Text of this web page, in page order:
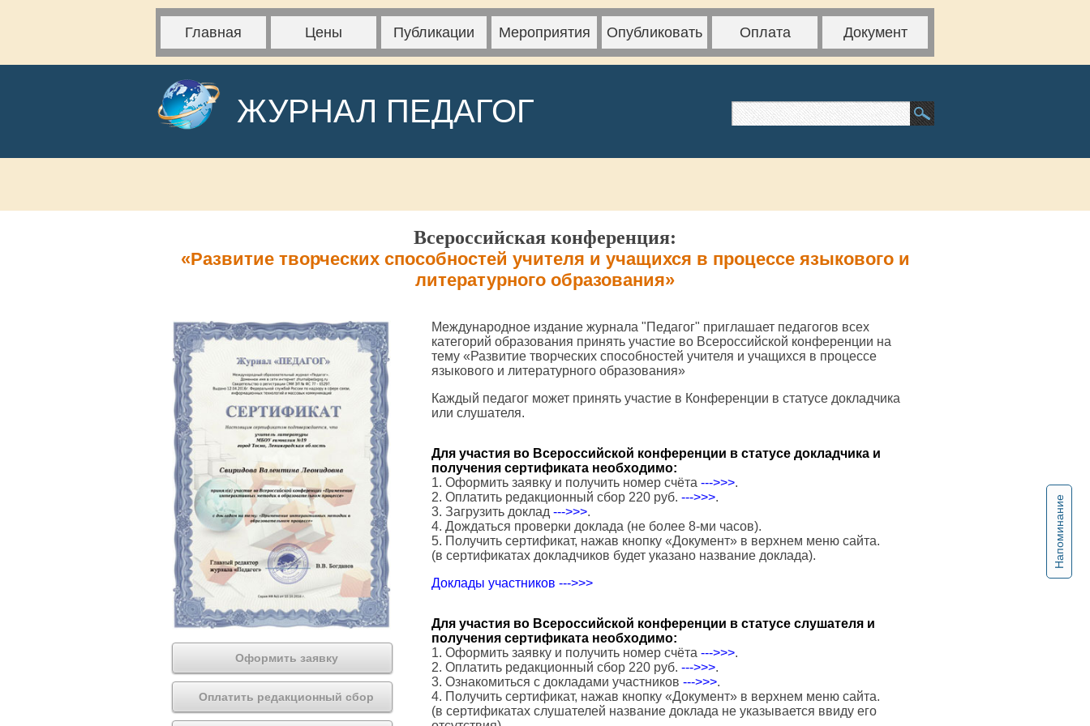
Главная Цены Публикации Мероприятия Опубликовать Оплата Документ
ЖУРНАЛ ПЕДАГОГ
Напоминание
Всероссийская конференция:
«Развитие творческих способностей учителя и учащихся в процессе языкового и
литературного образования»
Оформить заявку
Оплатить редакционный сбор
Международное издание журнала "Педагог" приглашает педагогов всех
категорий образования принять участие во Всероссийской конференции на
тему «Развитие творческих способностей учителя и учащихся в процессе
языкового и литературного образования»
Каждый педагог может принять участие в Конференции в статусе докладчика
или слушателя.
Для участия во Всероссийской конференции в статусе докладчика и
получения сертификата необходимо:
1. Оформить заявку и получить номер счёта --->>>.
2. Оплатить редакционный сбор 220 руб. --->>>.
3. Загрузить доклад --->>>.
4. Дождаться проверки доклада (не более 8-ми часов).
5. Получить сертификат, нажав кнопку «Документ» в верхнем меню сайта.
(в сертификатах докладчиков будет указано название доклада).
Доклады участников --->>>
Для участия во Всероссийской конференции в статусе слушателя и
получения сертификата необходимо:
1. Оформить заявку и получить номер счёта --->>>.
2. Оплатить редакционный сбор 220 руб. --->>>.
3. Ознакомиться с докладами участников --->>>.
4. Получить сертификат, нажав кнопку «Документ» в верхнем меню сайта.
(в сертификатах слушателей название доклада не указывается ввиду его